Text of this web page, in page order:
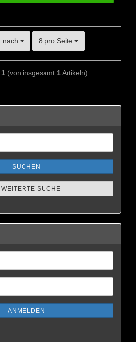
nach 8 pro Seite
1 (von insgesamt 1Artikeln)
SUCHEN
SUCHE
ANMELDEN